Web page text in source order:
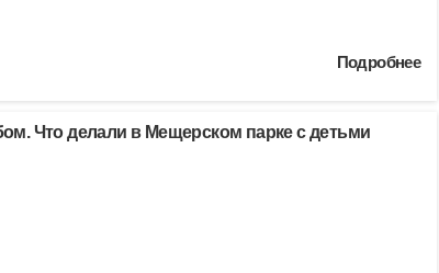
Подробнее
Что делали в Мещерском парке с детьми